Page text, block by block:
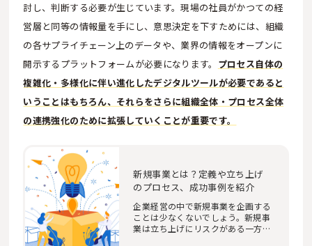
討し、判断する必要が生じています。現場の社員がかつての経
営層と同等の情報量を手にし、意思決定を下すためには、組織
の各サプライチェーン上のデータや、業界の情報をオープンに
開示するプラットフォームが必要になります。 プロセス自体の
複雑化・多様化に伴い進化したデジタルツールが必要であると
いうことはもちろん、それらをさらに組織全体・プロセス全体
の連携強化のために拡張していくことが重要です。
新規事業とは？定義や立ち上げ
のプロセス、成功事例を紹介
企業経営の中で新規事業を企画する
ことは少なくないでしょう。新規事
業は立ち上げにリスクがある一方